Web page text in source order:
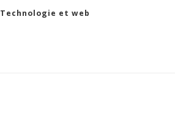
Technologie et web